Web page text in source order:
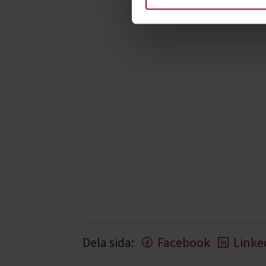
Dela sida: Facebook